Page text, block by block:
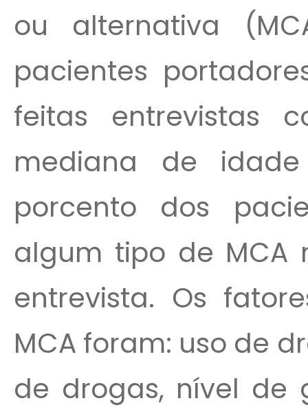
ou alternativa
pacientes
feitas entrevistas
mediana de
porcento dos
algum tipo de MCA
entrevista. Os
MCA foram: uso de
de drogas, nível de